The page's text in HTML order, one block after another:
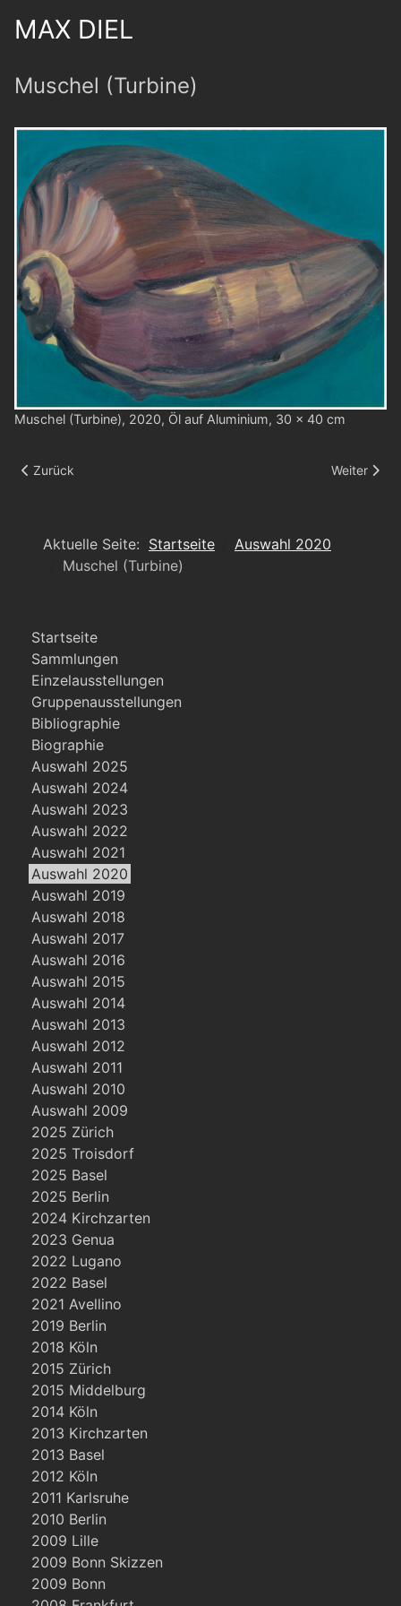
MAX DIEL
Muschel (Turbine)
Muschel (Turbine), 2020, Öl auf Aluminium, 30 x 40 cm
Vorheriger Beitrag: Muschel (Laterne)
Zurück Nächster
Weiter
Aktuelle Seite: Startseite
Auswahl 2020
Muschel (Turbine)
Startseite
Sammlungen
Einzelausstellungen
Gruppenausstellungen
Bibliographie
Biographie
Auswahl 2025
Auswahl 2024
Auswahl 2023
Auswahl 2022
Auswahl 2021
Auswahl 2020
Auswahl 2019
Auswahl 2018
Auswahl 2017
Auswahl 2016
Auswahl 2015
Auswahl 2014
Auswahl 2013
Auswahl 2012
Auswahl 2011
Auswahl 2010
Auswahl 2009
2025 Zürich
2025 Troisdorf
2025 Basel
2025 Berlin
2024 Kirchzarten
2023 Genua
2022 Lugano
2022 Basel
2021 Avellino
2019 Berlin
2018 Köln
2015 Zürich
2015 Middelburg
2014 Köln
2013 Kirchzarten
2013 Basel
2012 Köln
2011 Karlsruhe
2010 Berlin
2009 Lille
2009 Bonn Skizzen
2009 Bonn